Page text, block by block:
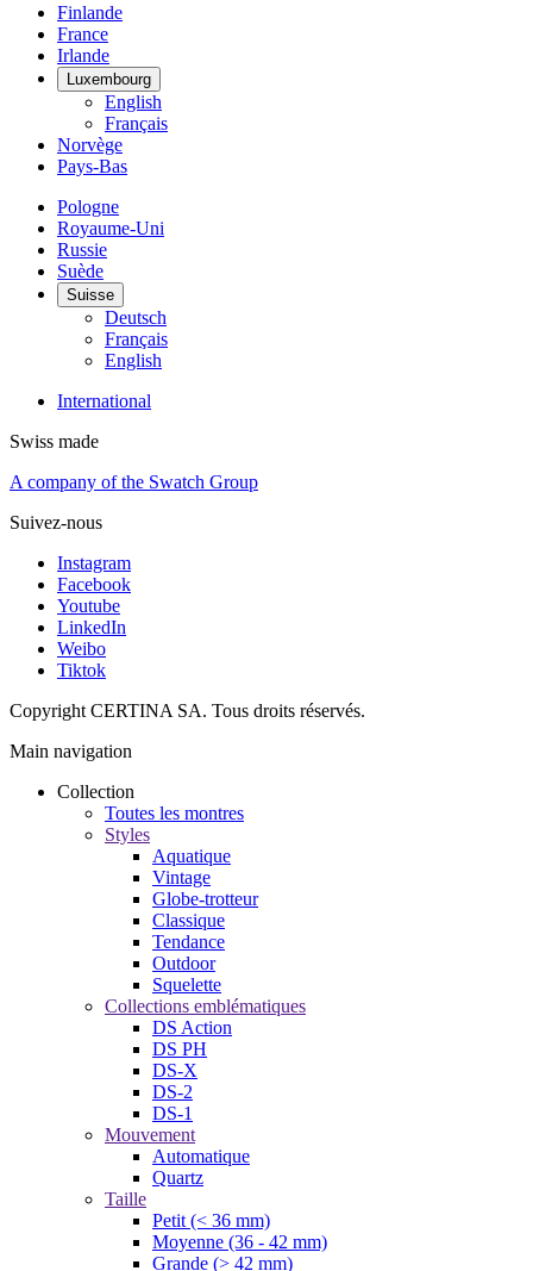
Finlande
France
Irlande
Luxembourg
English
Français
Norvège
Pays-Bas
Pologne
Royaume-Uni
Russie
Suède
Suisse
Deutsch
Français
English
International
Swiss made
A company of the Swatch Group
Suivez-nous
Instagram
Facebook
Youtube
LinkedIn
Weibo
Tiktok
Copyright CERTINA SA. Tous droits réservés.
Main navigation
Collection
Toutes les montres
Styles
Aquatique
Vintage
Globe-trotteur
Classique
Tendance
Outdoor
Squelette
Collections emblématiques
DS Action
DS PH
DS-X
DS-2
DS-1
Mouvement
Automatique
Quartz
Taille
Petit (< 36 mm)
Moyenne (36 - 42 mm)
Grande (> 42 mm)